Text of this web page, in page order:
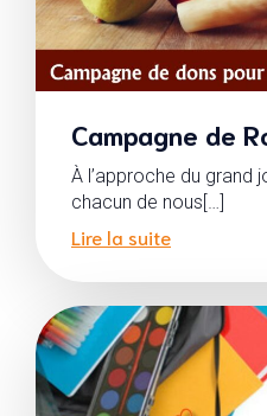
Campagne de
À l’approche du grand
chacun de nous[…]
Lire la suite